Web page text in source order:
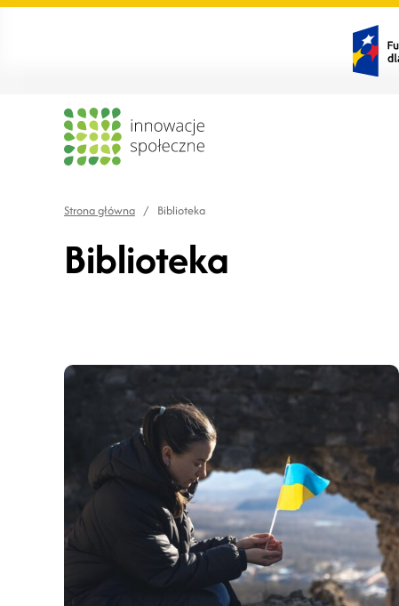
Strona główna / Biblioteka
Biblioteka